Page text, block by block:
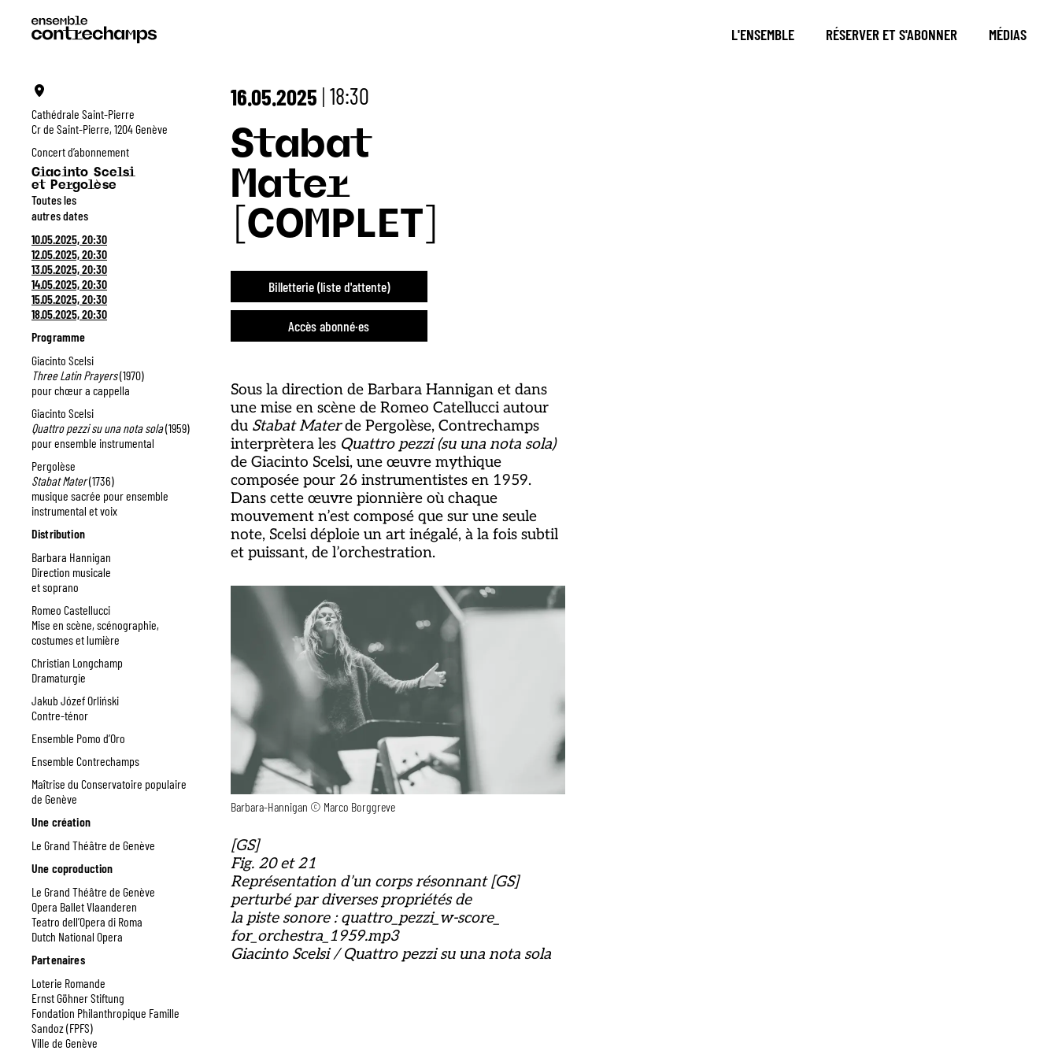
L'ENSEMBLE RÉSERVER ET S'ABONNER MÉDIAS
Cathédrale Saint-Pierre
Cr de Saint-Pierre, 1204 Genève
Concert d’abonnement
Giacinto Scelsi
et Pergolèse
Toutes les
autres dates
10.05.2025, 20:30
12.05.2025, 20:30
13.05.2025, 20:30
14.05.2025, 20:30
15.05.2025, 20:30
18.05.2025, 20:30
Programme
Giacinto Scelsi
Three Latin Prayers(1970)
pour chœur a cappella
Giacinto Scelsi
Quattro pezzi su una nota sola(1959)
pour ensemble instrumental
Pergolèse
Stabat Mater(1736)
musique sacrée pour ensemble
instrumental et voix
Distribution
Barbara Hannigan
Direction musicale
et soprano
Romeo Castellucci
Mise en scène, scénographie,
costumes et lumière
Christian Longchamp
Dramaturgie
Jakub Józef Orliński
Contre-ténor
Ensemble Pomo d’Oro
Ensemble Contrechamps
Maîtrise du Conservatoire populaire
de Genève
Une création
Le Grand Théâtre de Genève
Une coproduction
Le Grand Théâtre de Genève
Opera Ballet Vlaanderen
Teatro dell’Opera di Roma
Dutch National Opera
Partenaires
Loterie Romande
Ernst Göhner Stiftung
Fondation Philanthropique Famille
Sandoz (FPFS)
Ville de Genève
16.05.2025 | 18:30
Stabat
Mater
[COMPLET]
Billetterie (liste d'attente)
Accès abonné·es
Sous la direction de Barbara Hannigan et dans
une mise en scène de Romeo Catellucci autour
du Stabat Materde Pergolèse, Contrechamps
interprètera les Quattro pezzi (su una nota sola)
de Giacinto Scelsi, une œuvre mythique
composée pour 26 instrumentistes en 1959.
Dans cette œuvre pionnière où chaque
mouvement n’est composé que sur une seule
note, Scelsi déploie un art inégalé, à la fois subtil
et puissant, de l’orchestration.
Barbara-Hannigan © Marco Borggreve
[GS]
Fig. 20 et 21
Représentation d’un corps résonnant [GS]
perturbé par diverses propriétés de
la piste sonore : quattro_pezzi_w-score_
for_orchestra_1959.mp3
Giacinto Scelsi / Quattro pezzi su una nota sola